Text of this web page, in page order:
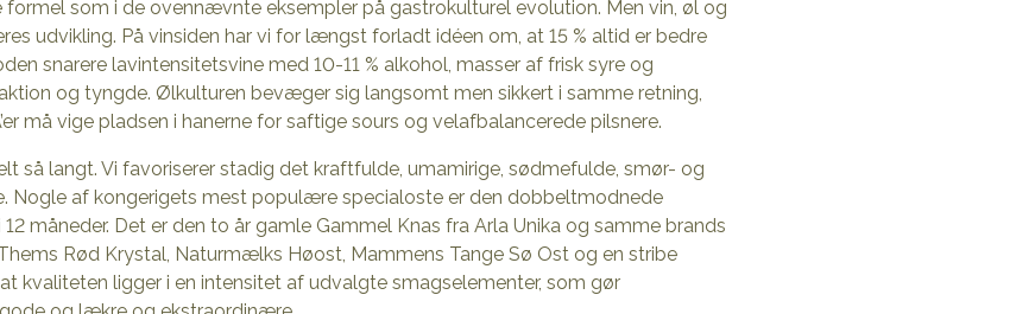
som i de ovennævnte eksempler på gastrokulturel evolution. Men vin, øl og
udvikling. På vinsiden har vi for længst forladt idéen om, at 15 % altid er bedre
snarere lavintensitetsvine med 10-11 % alkohol, masser af frisk syre og
og tyngde. Ølkulturen bevæger sig langsomt men sikkert i samme retning,
må vige pladsen i hanerne for saftige sours og velafbalancerede pilsnere.
så langt. Vi favoriserer stadig det kraftfulde, umamirige, sødmefulde, smør- og
Nogle af kongerigets mest populære specialoste er den dobbeltmodnede
måneder. Det er den to år gamle Gammel Knas fra Arla Unika og samme brands
Rød Krystal, Naturmælks Høost, Mammens Tange Sø Ost og en stribe
kvaliteten ligger i en intensitet af udvalgte smagselementer, som gør